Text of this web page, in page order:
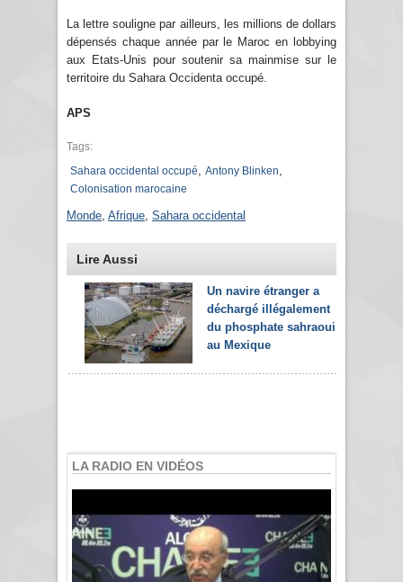
La lettre souligne par ailleurs, les millions de dollars
dépensés chaque année par le Maroc en lobbying
aux Etats-Unis pour soutenir sa mainmise sur le
territoire du Sahara Occidenta occupé.
APS
Tags:
Sahara occidental occupé
Antony Blinken
Colonisation marocaine
Monde Afrique Sahara occidental
Lire Aussi
Un navire étranger a
déchargé illégalement
du phosphate sahraoui
au Mexique
LA RADIO EN VIDÉOS